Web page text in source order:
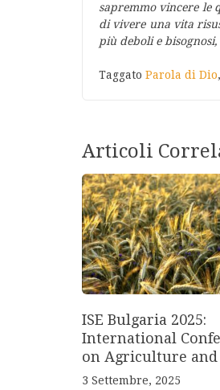
sapremmo vincere le
di vivere una vita
più deboli e
Taggato Parola di Dio,
Articoli
ISE Bulgaria 2025:
International
on Agriculture and
3 Settembre, 2025